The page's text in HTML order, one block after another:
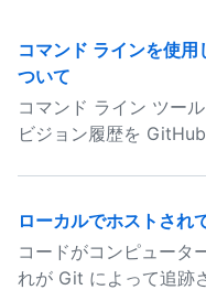
コマンド ラインを使
ついて
コマンド ライン ツー
ビジョン履歴を
ローカルでホストされ
コードがコンピュータ
れが Git によって追跡